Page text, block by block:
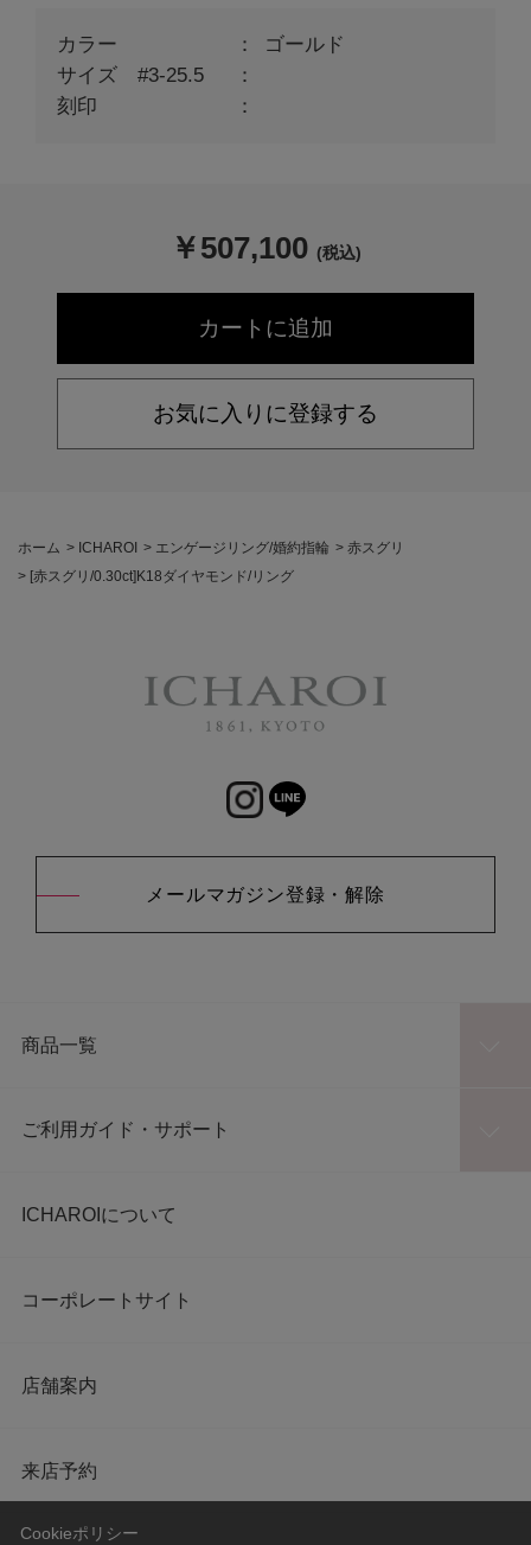
カラー
ゴールド
サイズ #3-25.5
刻印
￥507,100 (税込)
お気に入りに登録する
ホーム > ICHAROI > エンゲージリング/婚約指輪 > 赤スグリ
> [赤スグリ/0.30ct]K18ダイヤモンド/リング
メールマガジン登録・解除
商品一覧
ご利用ガイド・サポート
ICHAROIについて
コーポレートサイト
店舗案内
来店予約
Cookieポリシー